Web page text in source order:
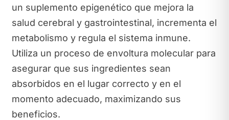
un suplemento epigenético que mejora la
salud cerebral y gastrointestinal, incrementa el
metabolismo y regula el sistema inmune.
Utiliza un proceso de envoltura molecular para
asegurar que sus ingredientes sean
absorbidos en el lugar correcto y en el
momento adecuado, maximizando sus
beneficios.